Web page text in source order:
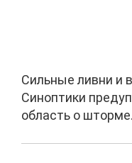
Сильные ливни и
Синоптики
область о шторме.